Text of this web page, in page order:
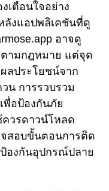
เตือนใจอย่าง
ลังแอปพลิเคชันที่ดู
อาจดู
ามกฎหมาย แต่จุด
ลประโยชน์จาก
น การรวบรวม
พื่อป้องกันภัย
ควรดาวน์โหลด
จสอบขั้นตอนการติด
องกันอุปกรณ์ปลาย